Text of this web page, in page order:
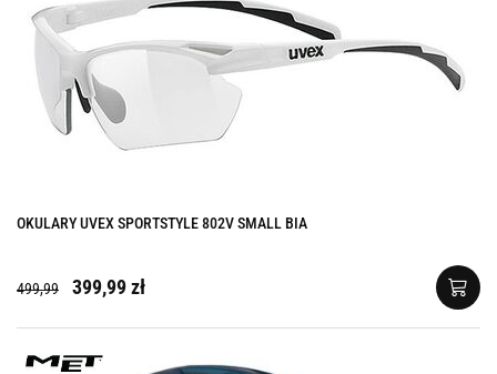
OKULARY UVEX SPORTSTYLE 802V SMALL BIA
499,99 399,99 zł